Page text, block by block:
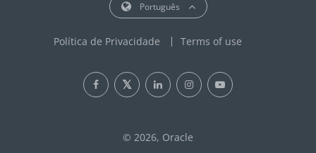
Português
Política de Privacidade Terms of use
© 2026, Oracle